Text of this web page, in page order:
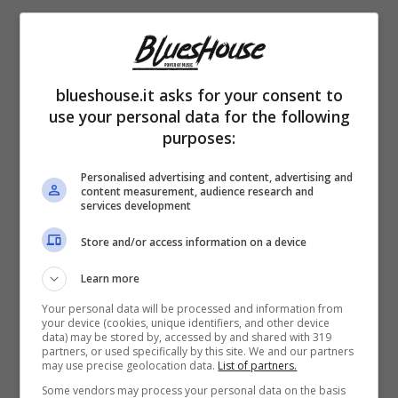
Instagram stories, come è solita fare nei
giorni in cui gli impegni lavorativi vengono
meno. Ciò nonostante, Michelle Hunziker
non ha mancato di regalare ai suoi fan delle
confessioni inedite. Confessioni che, agli
occhi di molti, contenevano velati riferimenti
all’affaire “Carollo”.
blueshouse.it asks for your consent to
use your personal data for the following
purposes:
Personalised advertising and content, advertising and
content measurement, audience research and
services development
Store and/or access information on a device
Learn more
Your personal data will be processed and information from
your device (cookies, unique identifiers, and other device
data) may be stored by, accessed by and shared with 319
partners, or used specifically by this site. We and our partners
may use precise geolocation data. List of partners.
Some vendors may process your personal data on the basis